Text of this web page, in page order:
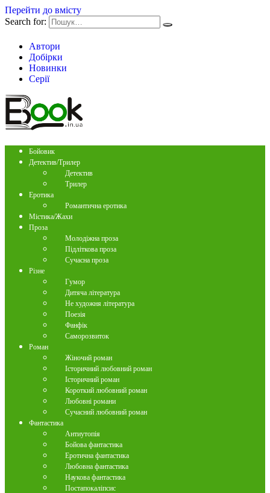
Перейти до вмісту
Search for:
Автори
Добірки
Новинки
Серії
Бойовик
Детектив/Трилер
Детектив
Трилер
Еротика
Романтична еротика
Містика/Жахи
Проза
Молодіжна проза
Підліткова проза
Сучасна проза
Різне
Гумор
Дитяча література
Не художня література
Поезія
Фанфік
Саморозвиток
Роман
Жіночий роман
Історичний любовний роман
Історичний роман
Короткий любовний роман
Любовні романи
Сучасний любовний роман
Фантастика
Антиутопія
Бойова фантастика
Еротична фантастика
Любовна фантастика
Наукова фантастика
Постапокаліпсис